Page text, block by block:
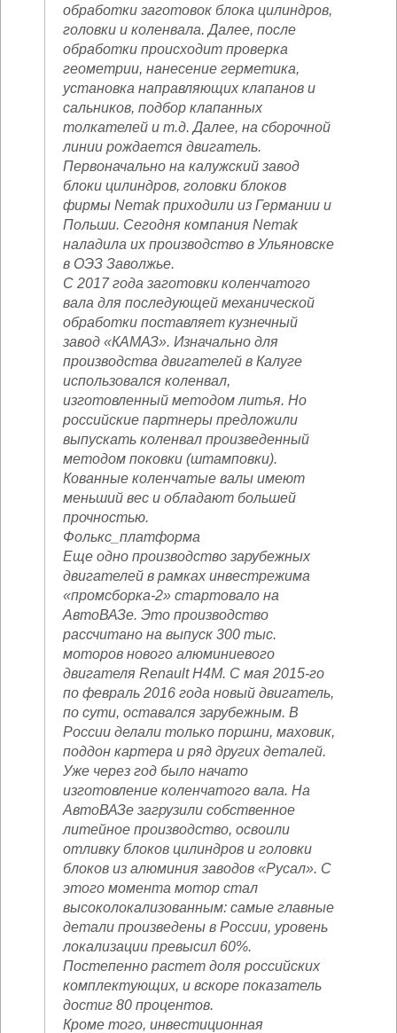
обработки заготовок блока цилиндров,
головки и коленвала. Далее, после
обработки происходит проверка
геометрии, нанесение герметика,
установка направляющих клапанов и
сальников, подбор клапанных
толкателей и т.д. Далее, на сборочной
линии рождается двигатель.
Первоначально на калужский завод
блоки цилиндров, головки блоков
фирмы Nemak приходили из Германии и
Польши. Сегодня компания Nemak
наладила их производство в Ульяновске
в ОЭЗ Заволжье.
С 2017 года заготовки коленчатого
вала для последующей механической
обработки поставляет кузнечный
завод «КАМАЗ». Изначально для
производства двигателей в Калуге
использовался коленвал,
изготовленный методом литья. Но
российские партнеры предложили
выпускать коленвал произведенный
методом поковки (штамповки).
Кованные коленчатые валы имеют
меньший вес и обладают большей
прочностью.
Фолькс_платформа
Еще одно производство зарубежных
двигателей в рамках инвестрежима
«промсборка-2» стартовало на
АвтоВАЗе. Это производство
рассчитано на выпуск 300 тыс.
моторов нового алюминиевого
двигателя Renault H4M. С мая 2015-го
по февраль 2016 года новый двигатель,
по сути, оставался зарубежным. В
России делали только поршни, маховик,
поддон картера и ряд других деталей.
Уже через год было начато
изготовление коленчатого вала. На
АвтоВАЗе загрузили собственное
литейное производство, освоили
отливку блоков цилиндров и головки
блоков из алюминия заводов «Русал». С
этого момента мотор стал
высоколокализованным: самые главные
детали произведены в России, уровень
локализации превысил 60%.
Постепенно растет доля российских
комплектующих, и вскоре показатель
достиг 80 процентов.
Кроме того, инвестиционная